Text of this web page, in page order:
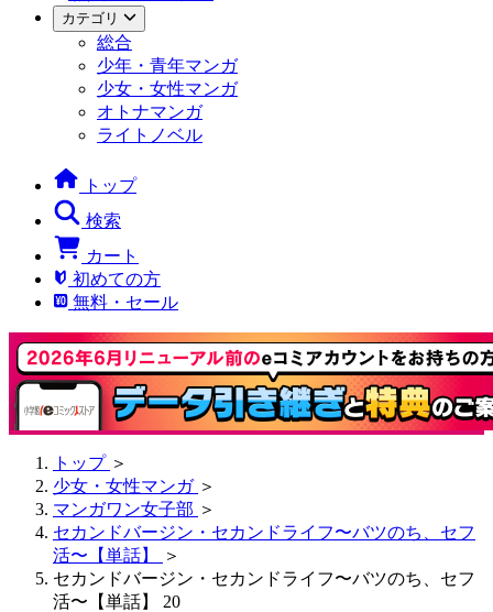
カテゴリ
総合
少年・青年マンガ
少女・女性マンガ
オトナマンガ
ライトノベル
トップ
検索
カート
初めての方
無料・セール
トップ ＞
少女・女性マンガ ＞
マンガワン女子部 ＞
セカンドバージン・セカンドライフ〜バツのち、セフ
活〜【単話】
＞
セカンドバージン・セカンドライフ〜バツのち、セフ
活〜【単話】 20